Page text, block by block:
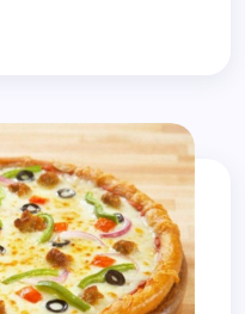
पास रखने के लिए कोई